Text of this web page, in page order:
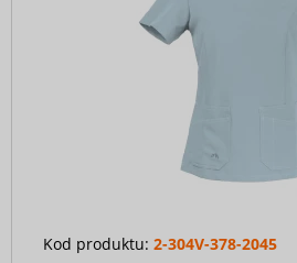
Kod produktu: 2-304V-378-2045